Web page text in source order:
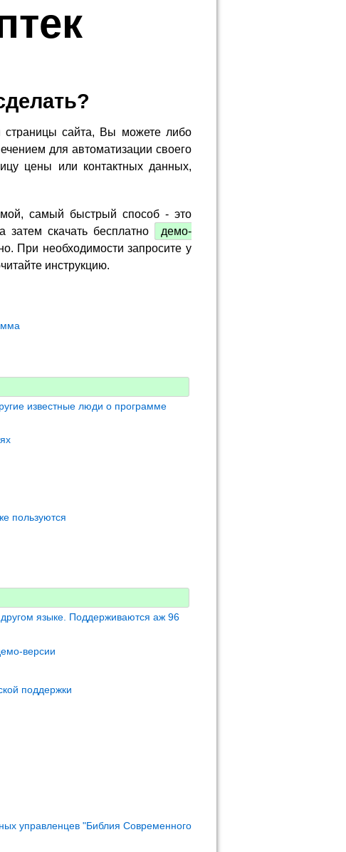
страницы сайта, Вы можете либо
для автоматизации своего
цены или контактных данных,
самый быстрый способ - это
затем скачать бесплатно
демо-
При необходимости запросите у
инструкцию.
известные люди о программе
пользуются
языке. Поддерживаются аж 96
версии
поддержки
управленцев "Библия Современного